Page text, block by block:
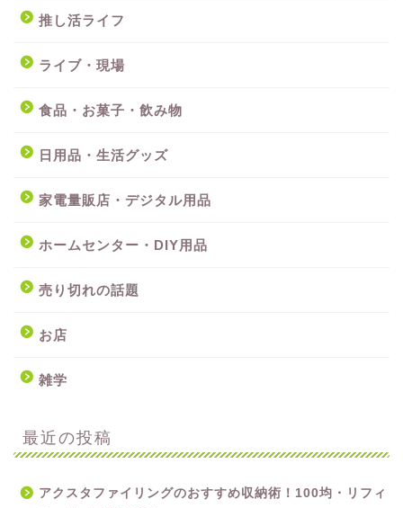
推し活ライフ
ライブ・現場
食品・お菓子・飲み物
日用品・生活グッズ
家電量販店・デジタル用品
ホームセンター・DIY用品
売り切れの話題
お店
雑学
最近の投稿
アクスタファイリングのおすすめ収納術！100均・リフィ